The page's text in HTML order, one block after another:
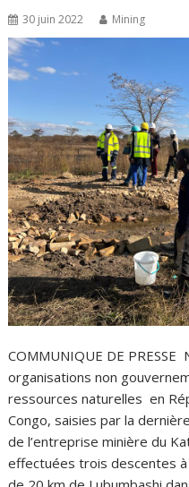
30 juin 2022 Mining
COMMUNIQUE DE PRESSE
organisations non
ressources naturelles en
Congo, saisies par la
de l’entreprise minière du
effectuées trois descentes